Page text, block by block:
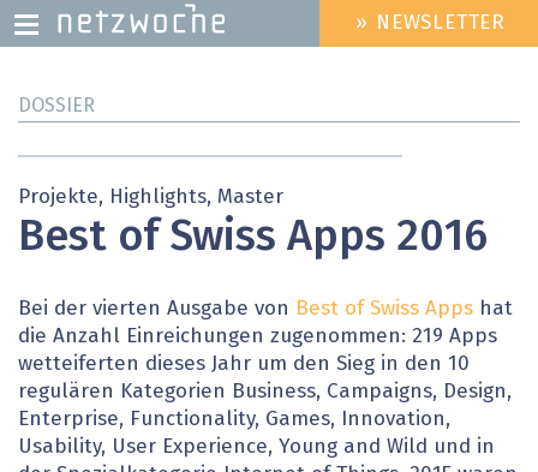
zum
HEADER
MENU
» NEWSLETTER
DOSSIER
Projekte, Highlights, Master
Best of Swiss Apps 2016
Bei der vierten Ausgabe von Best of Swiss Apps hat
die Anzahl Einreichungen zugenommen: 219 Apps
wetteiferten dieses Jahr um den Sieg in den 10
regulären Kategorien Business, Campaigns, Design,
Enterprise, Functionality, Games, Innovation,
Usability, User Experience, Young and Wild und in